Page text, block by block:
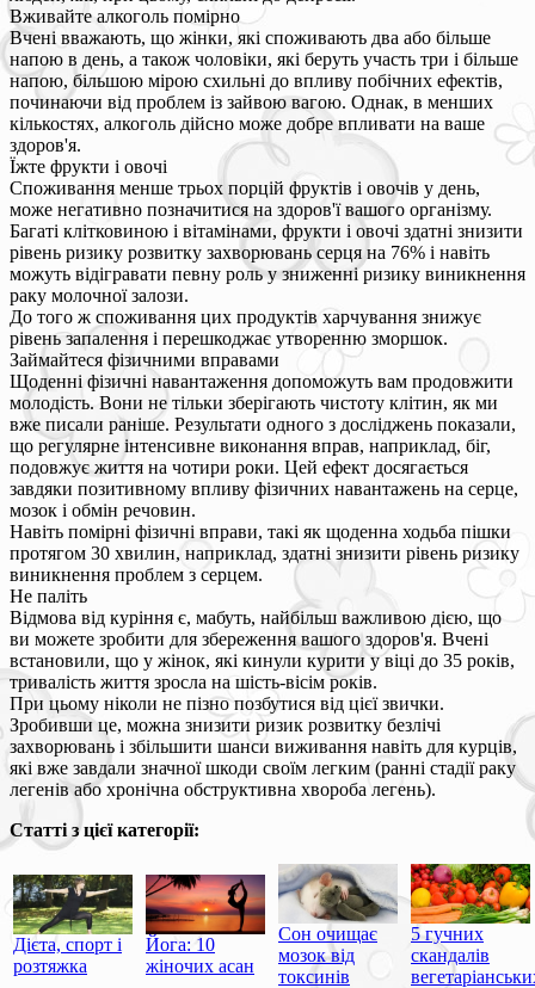
Вживайте алкоголь помірно
Вчені вважають, що жінки, які споживають два або більше
напою в день, а також чоловіки, які беруть участь три і більше
напою, більшою мірою схильні до впливу побічних ефектів,
починаючи від проблем із зайвою вагою. Однак, в менших
кількостях, алкоголь дійсно може добре впливати на ваше
здоров'я.
Їжте фрукти і овочі
Споживання менше трьох порцій фруктів і овочів у день,
може негативно позначитися на здоров'ї вашого організму.
Багаті клітковиною і вітамінами, фрукти і овочі здатні знизити
рівень ризику розвитку захворювань серця на 76% і навіть
можуть відігравати певну роль у зниженні ризику виникнення
раку молочної залози.
До того ж споживання цих продуктів харчування знижує
рівень запалення і перешкоджає утворенню зморшок.
Займайтеся фізичними вправами
Щоденні фізичні навантаження допоможуть вам продовжити
молодість. Вони не тільки зберігають чистоту клітин, як ми
вже писали раніше. Результати одного з досліджень показали,
що регулярне інтенсивне виконання вправ, наприклад, біг,
подовжує життя на чотири роки. Цей ефект досягається
завдяки позитивному впливу фізичних навантажень на серце,
мозок і обмін речовин.
Навіть помірні фізичні вправи, такі як щоденна ходьба пішки
протягом 30 хвилин, наприклад, здатні знизити рівень ризику
виникнення проблем з серцем.
Не паліть
Відмова від куріння є, мабуть, найбільш важливою дією, що
ви можете зробити для збереження вашого здоров'я. Вчені
встановили, що у жінок, які кинули курити у віці до 35 років,
тривалість життя зросла на шість-вісім років.
При цьому ніколи не пізно позбутися від цієї звички.
Зробивши це, можна знизити ризик розвитку безлічі
захворювань і збільшити шанси виживання навіть для курців,
які вже завдали значної шкоди своїм легким (ранні стадії раку
легенів або хронічна обструктивна хвороба легень).
Статті з цієї категорії:
Дієта, спорт і
розтяжка
Йога: 10
жіночих асан
Сон очищає
мозок від
токсинів
5 гучних
скандалів